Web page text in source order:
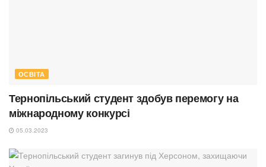
ОСВІТА
Тернопільський студент здобув перемогу на
міжнародному конкурсі
05.03.2023